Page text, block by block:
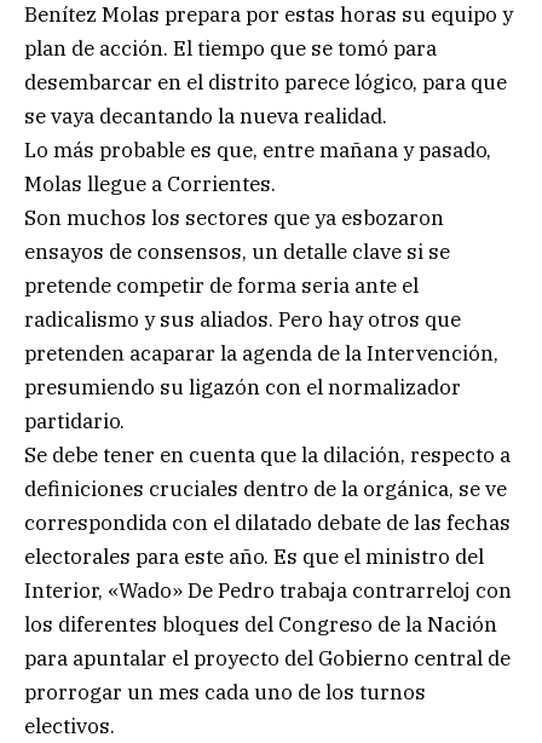
Benítez Molas prepara por estas horas su equipo y
plan de acción. El tiempo que se tomó para
desembarcar en el distrito parece lógico, para que
se vaya decantando la nueva realidad.
Lo más probable es que, entre mañana y pasado,
Molas llegue a Corrientes.
Son muchos los sectores que ya esbozaron
ensayos de consensos, un detalle clave si se
pretende competir de forma seria ante el
radicalismo y sus aliados. Pero hay otros que
pretenden acaparar la agenda de la Intervención,
presumiendo su ligazón con el normalizador
partidario.
Se debe tener en cuenta que la dilación, respecto a
definiciones cruciales dentro de la orgánica, se ve
correspondida con el dilatado debate de las fechas
electorales para este año. Es que el ministro del
Interior, «Wado» De Pedro trabaja contrarreloj con
los diferentes bloques del Congreso de la Nación
para apuntalar el proyecto del Gobierno central de
prorrogar un mes cada uno de los turnos
electivos.